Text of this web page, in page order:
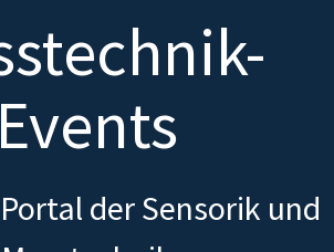
Events
der Sensorik und